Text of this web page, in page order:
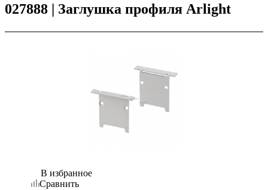
027888 | Заглушка профиля Arlight
В избранное
Сравнить